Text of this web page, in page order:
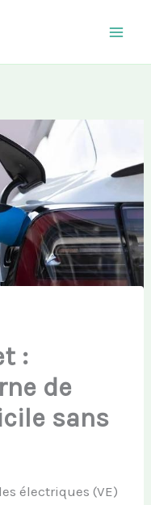
:
de
sans
électriques (VE)